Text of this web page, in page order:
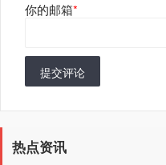
你的邮箱*
提交评论
热点资讯